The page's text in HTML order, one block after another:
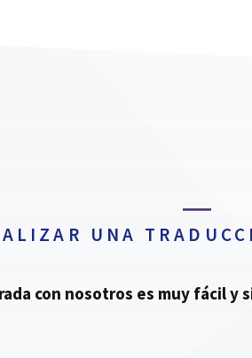
UNA
con nosotros es muy fácil y